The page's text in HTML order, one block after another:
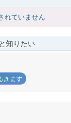
れていません
知りたい
きます